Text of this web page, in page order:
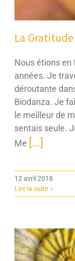
La Gratitude
Nous étions en
années. Je
déroutante
Biodanza. Je
le meilleur de
sentais seule.
Me [...]
12 avril 2018
Lire la suite